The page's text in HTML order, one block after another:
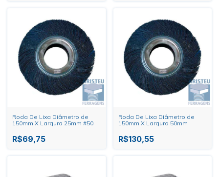
Roda De Lixa Diâmetro de
150mm X Largura 25mm #50
R$69,75
Roda De Lixa Diâmetro de
150mm X Largura 50mm
R$130,55